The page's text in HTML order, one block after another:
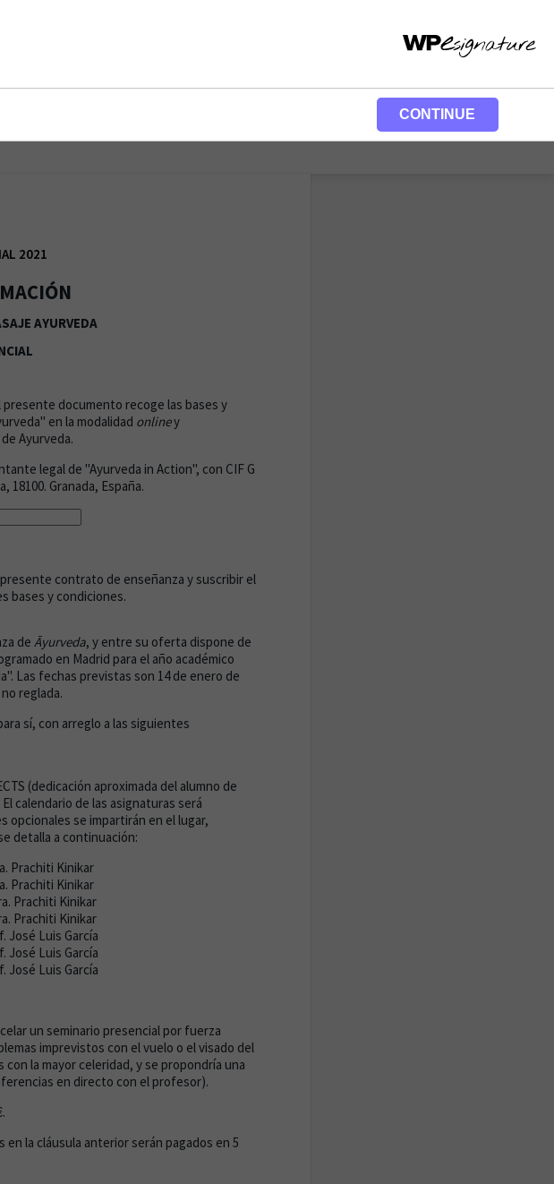
2021
AYURVEDA
presente documento recoge las bases y
en la modalidad onliney
Ayurveda.
legal de "Ayurveda in Action", con CIF G
18100. Granada, España.
contrato de enseñanza y suscribir el
bases y condiciones.
de Āyurveda, y entre su oferta dispone de
en Madrid para el año académico
Las fechas previstas son 14 de enero de
reglada.
sí, con arreglo a las siguientes
(dedicación aproximada del alumno de
calendario de las asignaturas será
opcionales se impartirán en el lugar,
detalla a continuación:
Prachiti Kinikar
Prachiti Kinikar
Prachiti Kinikar
Prachiti Kinikar
Luis García
Luis García
Luis García
un seminario presencial por fuerza
imprevistos con el vuelo o el visado del
la mayor celeridad, y se propondría una
en directo con el profesor).
la cláusula anterior serán pagados en 5
CONTINUE